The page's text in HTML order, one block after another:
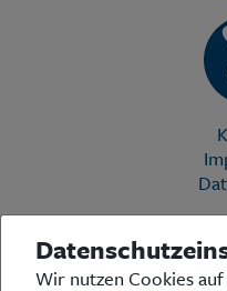
Die Preußische Allgemeine
in der deutschen
Wir nutzen Cookies